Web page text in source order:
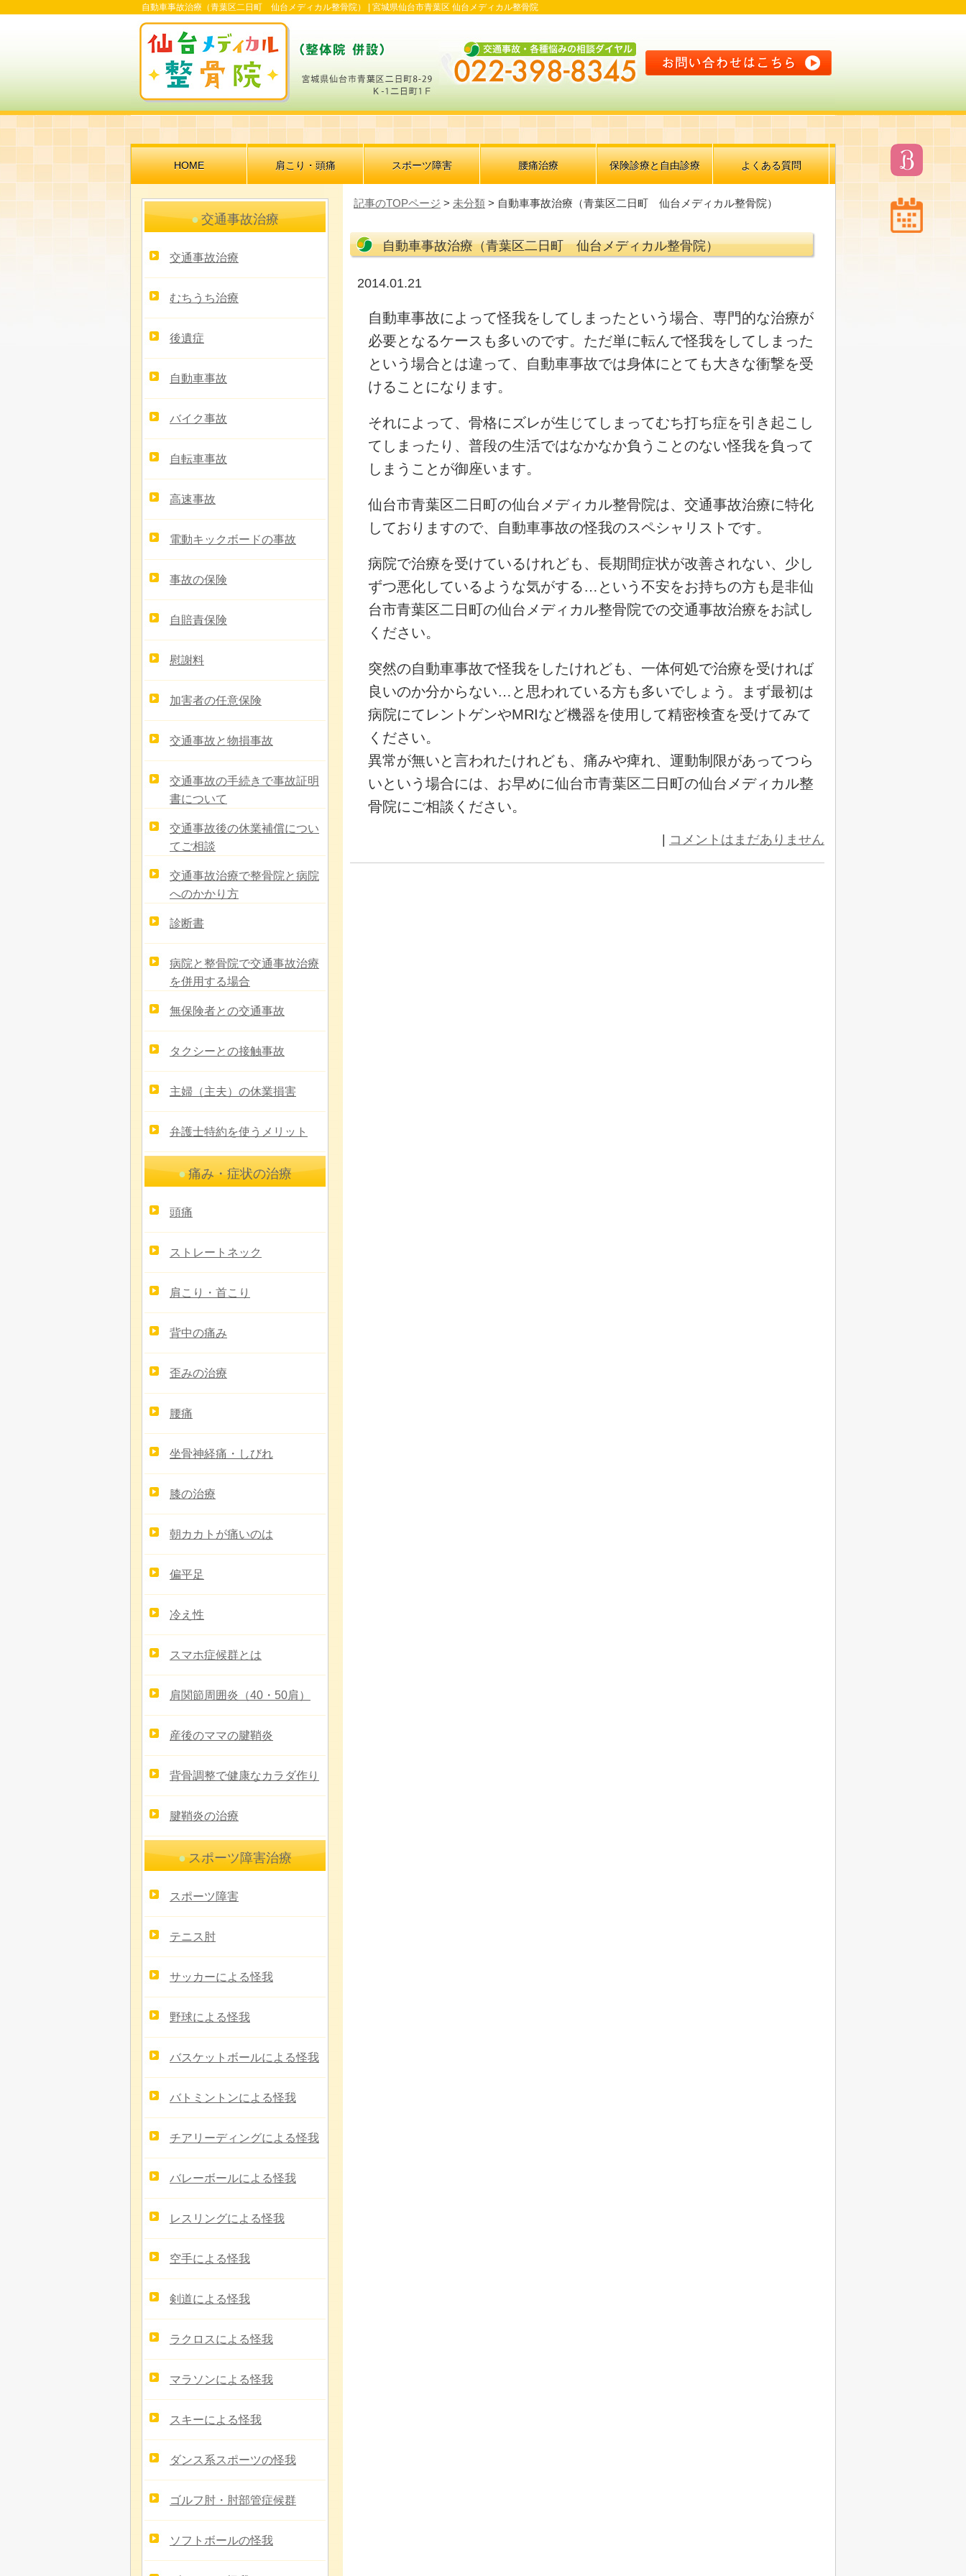
自動車事故治療（青葉区二日町 仙台メディカル整骨院） | 宮城県仙台市青葉区 仙台メディカル整骨院
HOME 肩こり・頭痛 スポーツ障害 腰痛治療 保険診療と自由診療 よくある質問
記事のTOPページ > 未分類 > 自動車事故治療（青葉区二日町 仙台メディカル整骨院）
自動車事故治療（青葉区二日町 仙台メディカル整骨院）
2014.01.21
自動車事故によって怪我をしてしまったという場合、専門的な治療が
必要となるケースも多いのです。ただ単に転んで怪我をしてしまった
という場合とは違って、自動車事故では身体にとても大きな衝撃を受
けることになります。
それによって、骨格にズレが生じてしまってむち打ち症を引き起こし
てしまったり、普段の生活ではなかなか負うことのない怪我を負って
しまうことが御座います。
仙台市青葉区二日町の仙台メディカル整骨院は、交通事故治療に特化
しておりますので、自動車事故の怪我のスペシャリストです。
病院で治療を受けているけれども、長期間症状が改善されない、少し
ずつ悪化しているような気がする…という不安をお持ちの方も是非仙
台市青葉区二日町の仙台メディカル整骨院での交通事故治療をお試し
ください。
突然の自動車事故で怪我をしたけれども、一体何処で治療を受ければ
良いのか分からない…と思われている方も多いでしょう。まず最初は
病院にてレントゲンやMRIなど機器を使用して精密検査を受けてみて
ください。
異常が無いと言われたけれども、痛みや痺れ、運動制限があってつら
いという場合には、お早めに仙台市青葉区二日町の仙台メディカル整
骨院にご相談ください。
| コメントはまだありません
交通事故治療
交通事故治療
むちうち治療
後遺症
自動車事故
バイク事故
自転車事故
高速事故
電動キックボードの事故
事故の保険
自賠責保険
慰謝料
加害者の任意保険
交通事故と物損事故
交通事故の手続きで事故証明
書について
交通事故後の休業補償につい
てご相談
交通事故治療で整骨院と病院
へのかかり方
診断書
病院と整骨院で交通事故治療
を併用する場合
無保険者との交通事故
タクシーとの接触事故
主婦（主夫）の休業損害
弁護士特約を使うメリット
痛み・症状の治療
頭痛
ストレートネック
肩こり・首こり
背中の痛み
歪みの治療
腰痛
坐骨神経痛・しびれ
膝の治療
朝カカトが痛いのは
偏平足
冷え性
スマホ症候群とは
肩関節周囲炎（40・50肩）
産後のママの腱鞘炎
背骨調整で健康なカラダ作り
腱鞘炎の治療
スポーツ障害治療
スポーツ障害
テニス肘
サッカーによる怪我
野球による怪我
バスケットボールによる怪我
バトミントンによる怪我
チアリーディングによる怪我
バレーボールによる怪我
レスリングによる怪我
空手による怪我
剣道による怪我
ラクロスによる怪我
マラソンによる怪我
スキーによる怪我
ダンス系スポーツの怪我
ゴルフ肘・肘部管症候群
ソフトボールの怪我